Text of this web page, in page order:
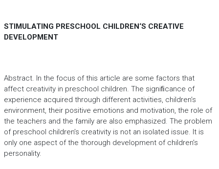
STIMULATING PRESCHOOL CHILDREN‘S CREATIVE
DEVELOPMENT
Abstract. In the focus of this article are some factors that
affect creativity in preschool children. The signiﬁcance of
experience acquired through different activities, children’s
environment, their positive emotions and motivation, the role of
the teachers and the family are also emphasized. The problem
of preschool children’s creativity is not an isolated issue. It is
only one aspect of the thorough development of children’s
personality.